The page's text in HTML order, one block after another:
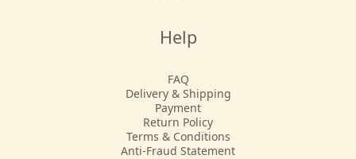
Help
FAQ
Delivery & Shipping
Payment
Return Policy
Terms & Conditions
Anti-Fraud Statement